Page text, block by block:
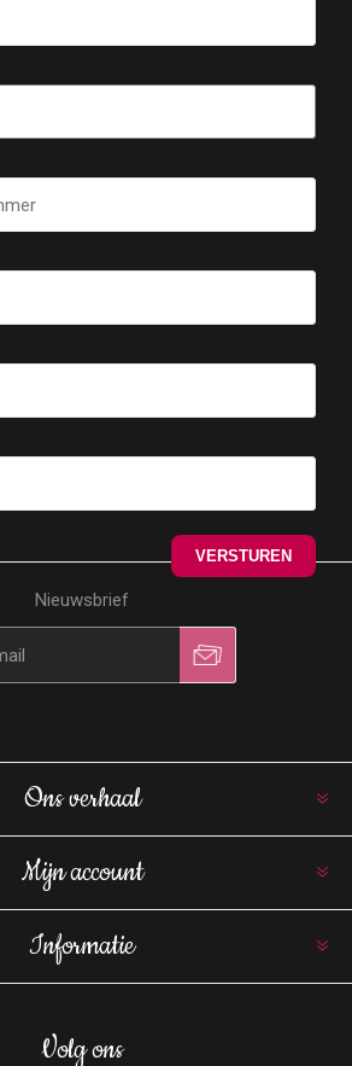
Nieuwsbrief
Ons verhaal
Mijn account
Informatie
Volg ons